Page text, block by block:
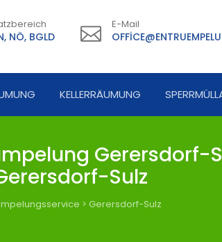
NÖ, BGLD
E-Mail
KELLERRÄUMUNG
Gerersdorf-
Sulz
> Gerersdorf-Sulz